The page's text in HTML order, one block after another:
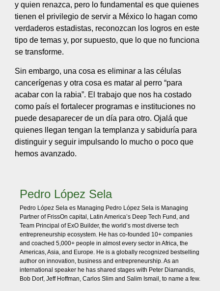
y quien renazca, pero lo fundamental es que quienes
tienen el privilegio de servir a México lo hagan como
verdaderos estadistas, reconozcan los logros en este
tipo de temas y, por supuesto, que lo que no funciona
se transforme.
Sin embargo, una cosa es eliminar a las células
cancerígenas y otra cosa es matar al perro “para
acabar con la rabia”. El trabajo que nos ha costado
como país el fortalecer programas e instituciones no
puede desaparecer de un día para otro. Ojalá que
quienes llegan tengan la templanza y sabiduría para
distinguir y seguir impulsando lo mucho o poco que
hemos avanzado.
Pedro López Sela
Pedro López Sela es Managing Pedro López Sela is Managing
Partner of FrissOn capital, Latin America’s Deep Tech Fund, and
Team Principal of ExO Builder, the world’s most diverse tech
entrepreneurship ecosystem. He has co-founded 10+ companies
and coached 5,000+ people in almost every sector in Africa, the
Americas, Asia, and Europe. He is a globally recognized bestselling
author on innovation, business and entrepreneurship. As an
international speaker he has shared stages with Peter Diamandis,
Bob Dorf, Jeff Hoffman, Carlos Slim and Salim Ismail, to name a few.